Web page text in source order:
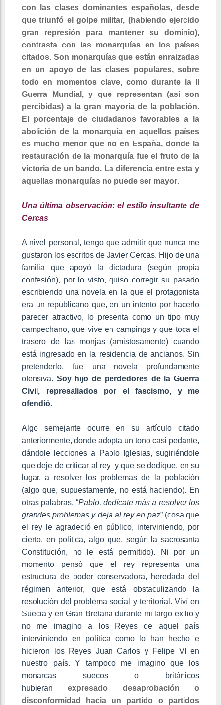
con las clases dominantes españolas, desde
que triunfó el golpe militar, (habiendo ejercido
gran represión para mantener su dominio),
contrasta con las monarquías en los países
citados. Son monarquías que están enraizadas
en un apoyo de las clases populares, sobre
todo en momentos clave, como durante la II
Guerra Mundial, y que representan (así son
percibidas) a la gran mayoría de la población.
El porcentaje de ciudadanos favorables a la
abolición de la monarquía en aquellos países
es mucho menor que no en España, donde la
restauración de la monarquía fue el fruto de la
victoria de un bando. La diferencia entre esta y
aquellas monarquías no puede ser mayor.
Una última observación: el estilo insultante de
Cercas
A nivel personal, tengo que admitir que nunca me
gustaron los escritos de Javier Cercas. Hijo de una
familia que apoyó la dictadura (según propia
confesión), por lo visto, quiso corregir su pasado
escribiendo una novela en la que el protagonista
era un republicano que, en un intento por hacerlo
parecer atractivo, lo presenta como un tipo muy
campechano, que vive en campings y que toca el
trasero de las monjas (amistosamente) cuando
está ingresado en la residencia de ancianos. Sin
pretenderlo, fue una novela profundamente
ofensiva. Soy hijo de perdedores de la Guerra
Civil, represaliados por el fascismo, y me
ofendió.
Algo semejante ocurre en su artículo citado
anteriormente, donde adopta un tono casi pedante,
dándole lecciones a Pablo Iglesias, sugiriéndole
que deje de criticar al rey y que se dedique, en su
lugar, a resolver los problemas de la población
(algo que, supuestamente, no está haciendo). En
otras palabras, “Pablo, dedícate más a resolver los
grandes problemas y deja al rey en paz” (cosa que
el rey le agradeció en público, interviniendo, por
cierto, en política, algo que, según la sacrosanta
Constitución, no le está permitido). Ni por un
momento pensó que el rey representa una
estructura de poder conservadora, heredada del
régimen anterior, que está obstaculizando la
resolución del problema social y territorial. Viví en
Suecia y en Gran Bretaña durante mi largo exilio y
no me imagino a los Reyes de aquel país
interviniendo en política como lo han hecho e
hicieron los Reyes Juan Carlos y Felipe VI en
nuestro país. Y tampoco me imagino que los
monarcas suecos o británicos
hubieranexpresado desaprobación o
disconformidad hacia un partido o partidos